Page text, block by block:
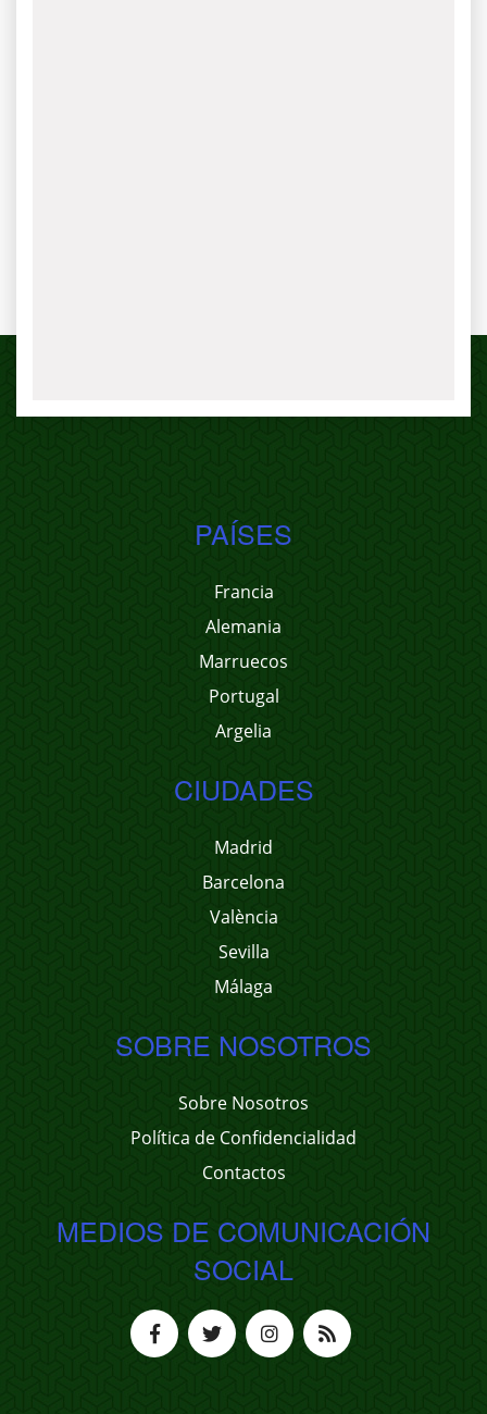
PAÍSES
Francia
Alemania
Marruecos
Portugal
Argelia
CIUDADES
Madrid
Barcelona
València
Sevilla
Málaga
SOBRE NOSOTROS
Sobre Nosotros
Política de Confidencialidad
Contactos
MEDIOS DE COMUNICACIÓN
SOCIAL